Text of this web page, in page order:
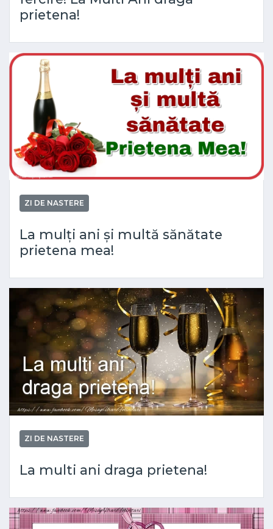
prietena!
ZI DE NASTERE
La mulți ani și multă sănătate
prietena mea!
ZI DE NASTERE
La multi ani draga prietena!